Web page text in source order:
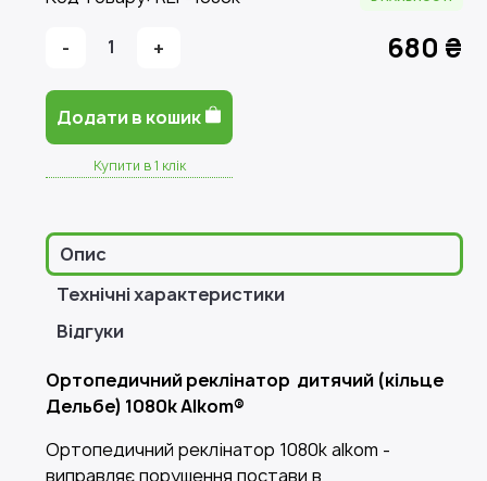
- 1 + 680 ₴
Додати в кошик
Купити в 1 клік
Опис
Технічні характеристики
Відгуки
Ортопедичний реклінатор дитячий (кільце
Дельбе) 1080k Alkom®
Ортопедичний реклінатор 1080k alkom -
виправляє порушення постави в